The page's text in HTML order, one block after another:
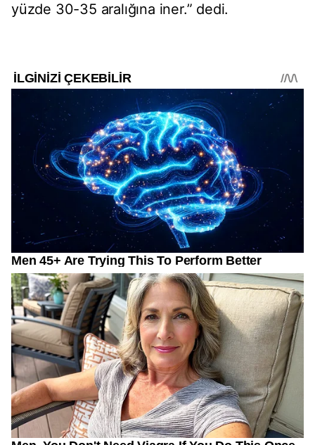
yüzde 30-35 aralığına iner.” dedi.